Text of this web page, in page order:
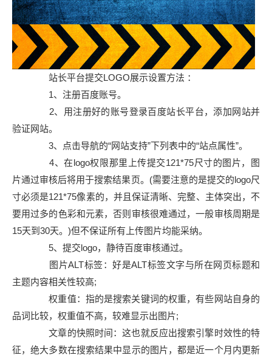
站长平台提交LOGO展示设置方法 ：
1、注册百度账号。
2、用注册好的账号登录百度站长平台，添加网站并
验证网站。
3、点击导航的“网站支持”下列表中的“站点属性”。
4、在logo权限那里上传提交121*75尺寸的图片，图
片通过审核后将用于搜索结果页。(需要注意的是提交的logo尺
寸必须是121*75像素的，并且保证清晰、完整、主体突出，不
要用过多的色彩和元素，否则审核很难通过，一般审核周期是
15天到30天。)但不保证所有上传图片均能采纳。
5、提交logo，静待百度审核通过。
图片ALT标签：好是ALT标签文字与所在网页标题和
主题内容相关性较高;
权重值：指的是搜索关键词的权重，有些网站自身的
品词比较，权重值不高，较难显示出图片;
文章的快照时间：这也就反应出搜索引擎时效性的特
征，绝大多数在搜索结果中显示的图片，都是近一个月内更新